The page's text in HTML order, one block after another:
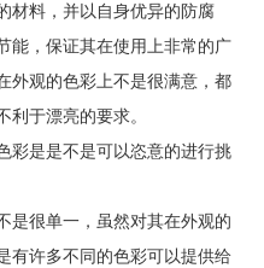
材料，并以自身优异的防腐
能，保证其在使用上非常的广
外观的色彩上不是很满意，都
于漂亮的要求。
彩是是不是可以恣意的进行挑
是很单一，虽然对其在外观的
有许多不同的色彩可以提供给